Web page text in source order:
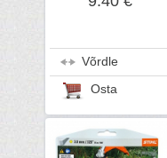
Võrdle
Osta